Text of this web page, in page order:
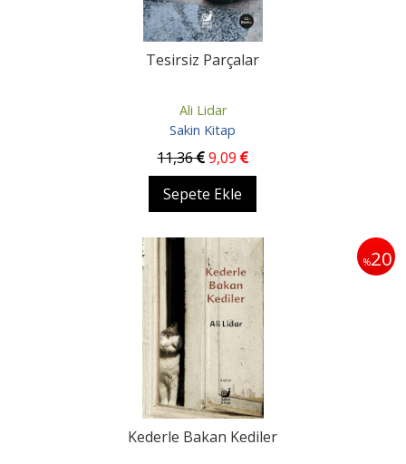
Tesirsiz Parçalar
Ali Lidar
Sakin Kitap
11,36 9,09
Sepete Ekle
%20
Kederle Bakan Kediler